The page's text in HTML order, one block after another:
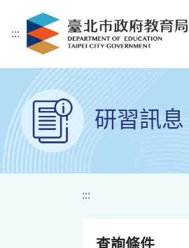
跳到主要內容
:::
研習訊息
:::
查詢條件